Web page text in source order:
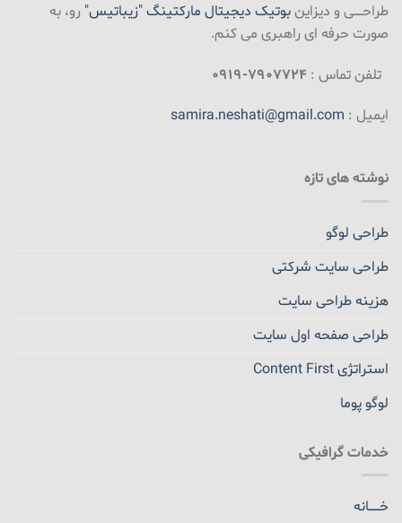
طراحـــــی و دیزاین بوتیک دیجیتال مارکتینگ "زیباتیس" رو، به
صورت حرفه ای راهبری می کنم.
تلفن تماس : ۷۹۰۷۷۲۴-۰۹۱۹
ایمیل : samira.neshati@gmail.com
نوشته های تازه
طراحی لوگو
طراحی سایت شرکتی
هزینه طراحی سایت
طراحی صفحه اول سایت
استراتژی Content First
لوگو پوما
خدمات گرافیکی
خــــــانه